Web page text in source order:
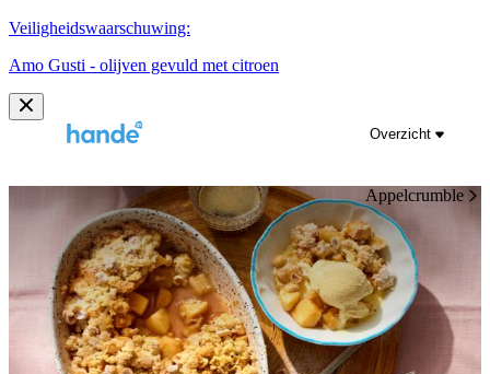
Veiligheidswaarschuwing:
Amo Gusti - olijven gevuld met citroen
Overzicht
Appelcrumble